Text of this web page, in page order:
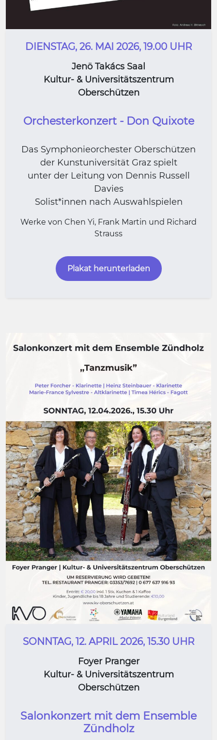
DIENSTAG, 26. MAI 2026, 19.00 UHR
Jenö Takács Saal
Kultur- & Universitätszentrum
Oberschützen
Orchesterkonzert - Don Quixote
Das Symphonieorchester Oberschützen
der Kunstuniversität Graz spielt
unter der Leitung von Dennis Russell
Davies
Solist*innen nach Auswahlspielen
Werke von Chen Yi, Frank Martin und Richard
Strauss
Plakat herunterladen
SONNTAG, 12. APRIL 2026, 15.30 UHR
Foyer Pranger
Kultur- & Universitätszentrum
Oberschützen
Salonkonzert mit dem Ensemble
Zündholz